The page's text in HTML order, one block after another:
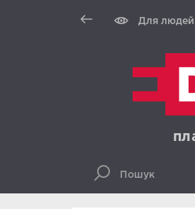
Для людей